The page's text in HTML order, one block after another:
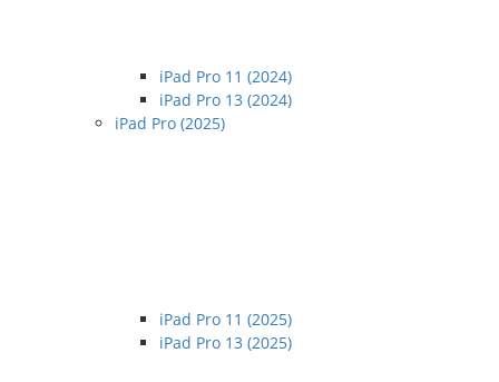
iPad Pro 11 (2024)
iPad Pro 13 (2024)
iPad Pro (2025)
iPad Pro 11 (2025)
iPad Pro 13 (2025)